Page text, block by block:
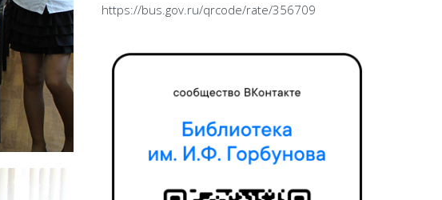
https://bus.gov.ru/qrcode/rate/356709